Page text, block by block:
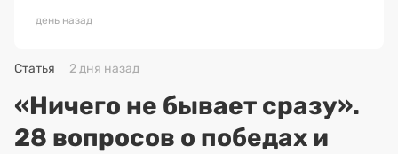
день назад
Статья 2 дня назад
«Ничего не бывает сразу».
28 вопросов о победах и